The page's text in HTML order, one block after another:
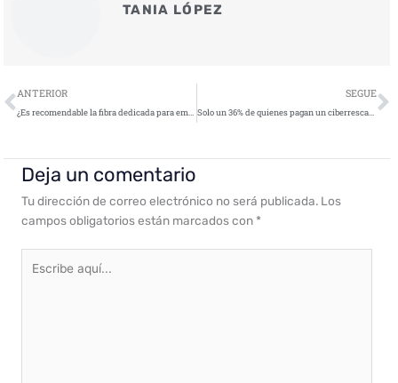
TANIA LÓPEZ
Ant
ANTERIOR
¿Es recomendable la fibra dedicada para empresas?
SEGUE
Solo un 36% de quienes pagan un ciberrescate recuperan sus datos
Deja un comentario
Tu dirección de correo electrónico no será publicada. Los
campos obligatorios están marcados con *
aquí...